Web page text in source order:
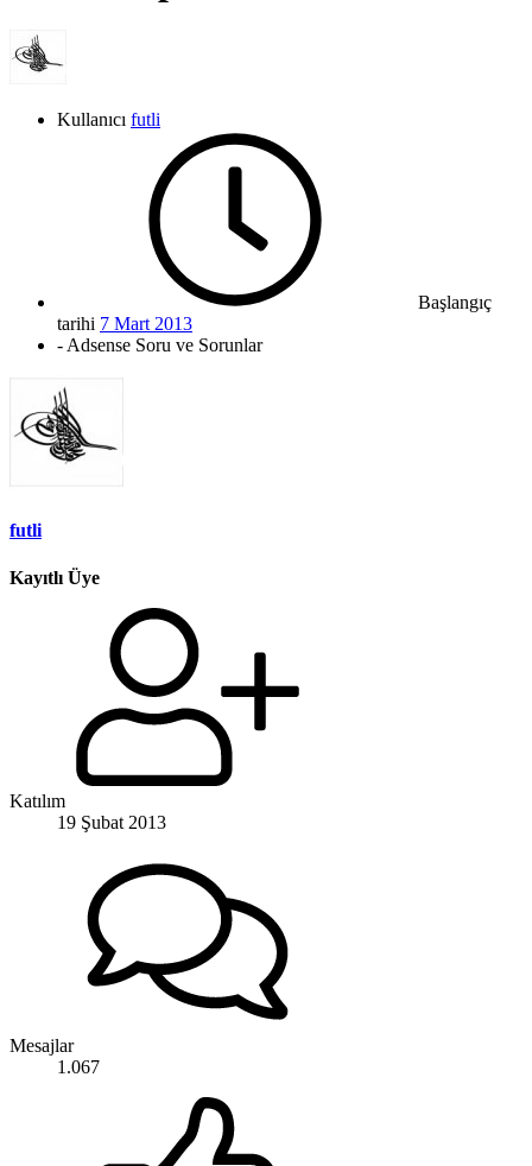
Kullanıcı futli
Başlangıç
tarihi 7 Mart 2013
- Adsense Soru ve Sorunlar
futli
Kayıtlı Üye
Katılım
19 Şubat 2013
Mesajlar
1.067